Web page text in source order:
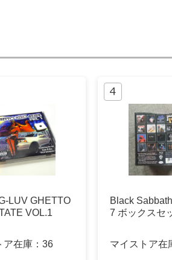
LUV GHETTO
VOL.1
在庫： 36
Black
7 ボックスセ
マイストア在